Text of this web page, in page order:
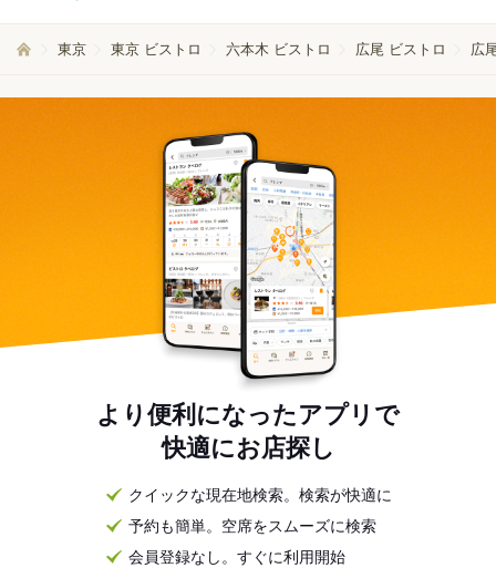
東京 東京 ビストロ 六本木 ビストロ 広尾 ビストロ 広
より便利になったアプリで
快適にお店探し
クイックな現在地検索。検索が快適に
予約も簡単。空席をスムーズに検索
会員登録なし。すぐに利用開始